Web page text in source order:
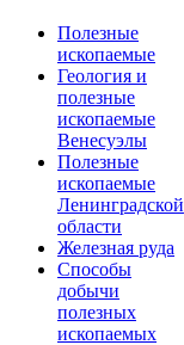
Полезные
ископаемые
Геология и
полезные
ископаемые
Венесуэлы
Полезные
ископаемые
Ленинградской
области
Железная руда
Способы
добычи
полезных
ископаемых